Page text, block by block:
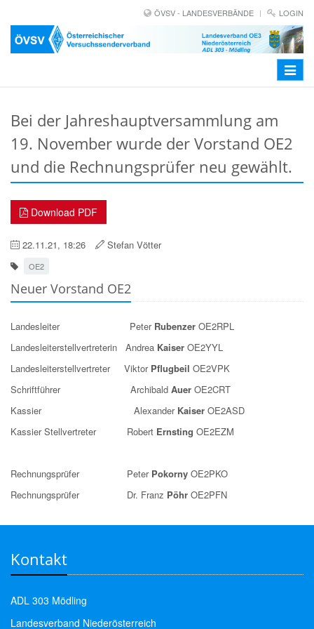
ÖVSV - LANDESVERBÄNDE LOGIN
Toggle
Bei der Jahreshauptversammlung am
19. November wurde der Vorstand OE2
und die Rechnungsprüfer neu gewählt.
Download PDF
22.11.21, 18:26 Stefan Vötter
OE2
Neuer Vorstand OE2
Landesleiter PeterRubenzer OE2RPL
Landesleiterstellvertreterin Andrea Kaiser OE2YYL
Landesleiterstellvertreter Viktor Pflugbeil OE2VPK
Schriftführer Archibald Auer OE2CRT
Kassier Alexander Kaiser OE2ASD
Kassier Stellvertreter Robert Ernsting OE2EZM
Rechnungsprüfer Peter Pokorny OE2PKO
Rechnungsprüfer Dr. Franz Pöhr OE2PFN
Kontakt
ADL 303 Mödling
Landesverband Niederösterreich